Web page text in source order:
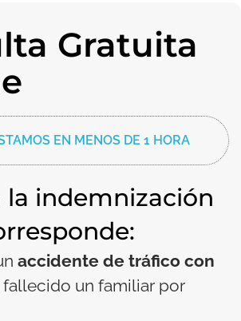
Gratuita
EN MENOS DE 1 HORA
la indemnización
accidente de tráfico con
fallecido un familiar por